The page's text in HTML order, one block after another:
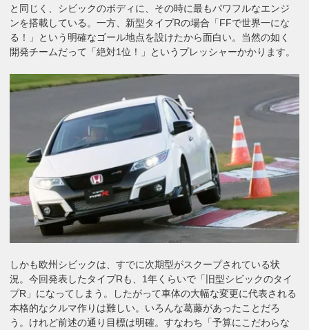
と同じく、シビックのボディに、その時に最もパワフルなエンジ
ンを搭載している。一方、新型タイプRの場合「FFで世界一にな
る！」という明確なゴール地点を設けたから面白い。当然の如く
開発チームだって「絶対1位！」というプレッシャーかかります。
しかも欧州シビックは、すでに次期型がスクープされている状
況。今回発表したタイプRも、1年くらいで「旧型シビックのタイ
プR」になってしまう。したがって車体の大幅な変更に代表される
本格的なクルマ作りは難しい。いろんな葛藤があったことだろ
う。けれど前述の通り目標は明確。すなわち「予算にこだわらな